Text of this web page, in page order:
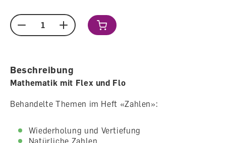
Menge
Beschreibung
Mathematik mit Flex und Flo
Behandelte Themen im Heft «Zahlen»:
Wiederholung und Vertiefung